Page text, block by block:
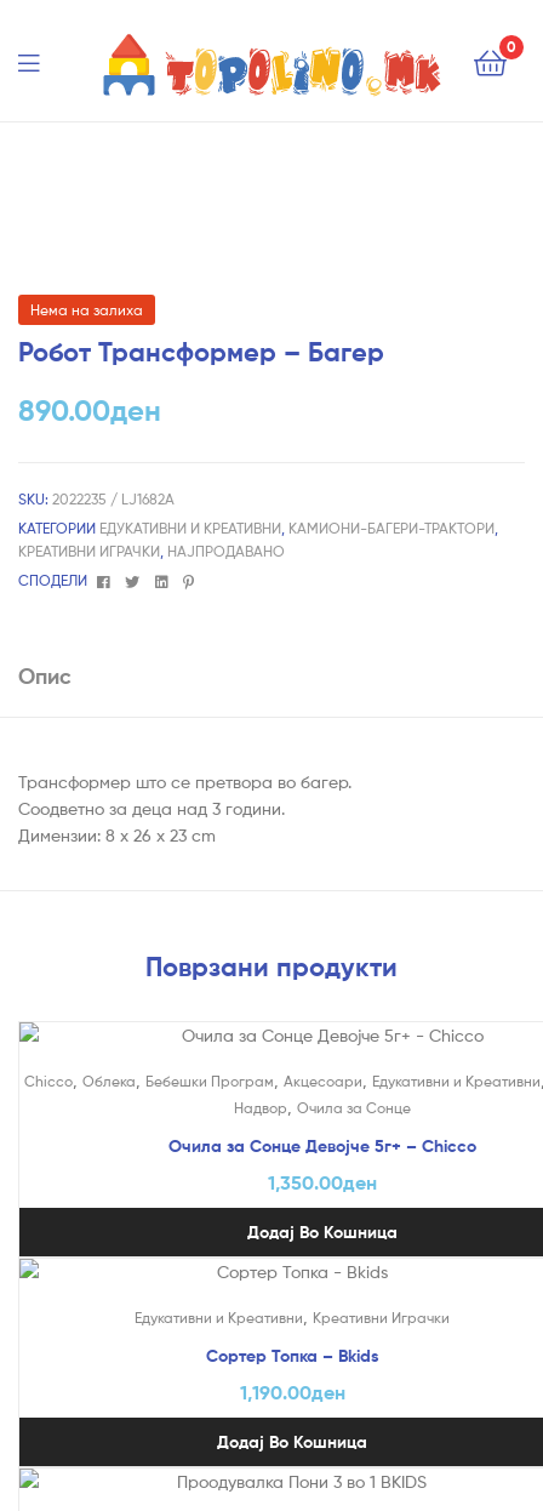
0
Нема на залиха
Робот Трансформер – Багер
890.00ден
SKU: 2022235 / LJ1682A
КАТЕГОРИИ ЕДУКАТИВНИ И КРЕАТИВНИ КАМИОНИ-БАГЕРИ-ТРАКТОРИ
КРЕАТИВНИ ИГРАЧКИ НАЈПРОДАВАНО
СПОДЕЛИ
FacebookTwitterLinkedin
Pinterest
Опис
Трансформер што се претвора во багер.
Соодветно за деца над 3 години.
Димензии: 8 x 26 x 23 cm
Поврзани продукти
Chicco, Облека Бебешки Програм Акцесоари Едукативни и Креативни
Надвор Очила за Сонце
Очила за Сонце Девојче 5г+ – Chicco
1,350.00ден
Додај Во Кошница
Едукативни и Креативни Креативни Играчки
Сортер Топка – Bkids
1,190.00ден
Додај Во Кошница